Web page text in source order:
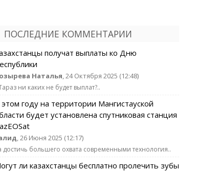
ПОСЛЕДНИЕ КОММЕНТАРИИ
получат выплаты ко Дню
Наталья, 24 Октября 2025 (12:48)
ни каких не будет выплат?..
году на территории Мангистауской
будет установлена спутниковая станция
, 26 Июня 2025 (12:17)
достичь большего охвата современными технология..
ли казахстанцы бесплатно пролечить зубы